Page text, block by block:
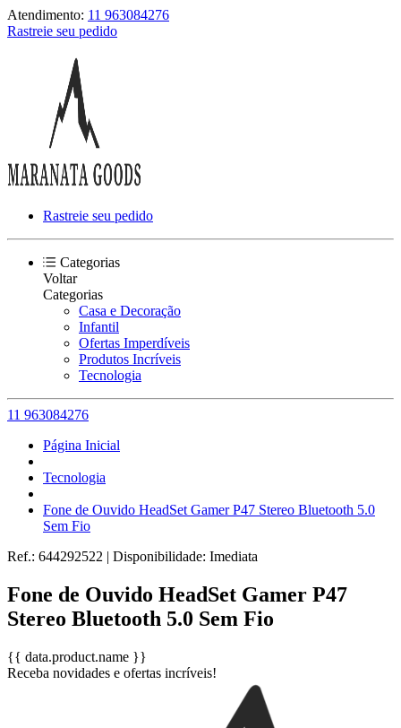
Atendimento: 11 963084276
Rastreie seu pedido
Rastreie seu pedido
Categorias
Voltar
Categorias
Casa e Decoração
Infantil
Ofertas Imperdíveis
Produtos Incríveis
Tecnologia
11 963084276
Página Inicial
Tecnologia
Fone de Ouvido HeadSet Gamer P47 Stereo Bluetooth 5.0
Sem Fio
Ref.: 644292522 | Disponibilidade: Imediata
Fone de Ouvido HeadSet Gamer P47
Stereo Bluetooth 5.0 Sem Fio
{{ data.product.name }}
Receba novidades e ofertas incríveis!